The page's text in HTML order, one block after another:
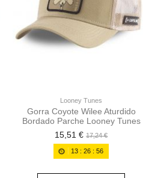
Looney Tunes
Gorra Coyote Wilee Aturdido
Bordado Parche Looney Tunes
15,51 € 17,24 €
13 :26 :56